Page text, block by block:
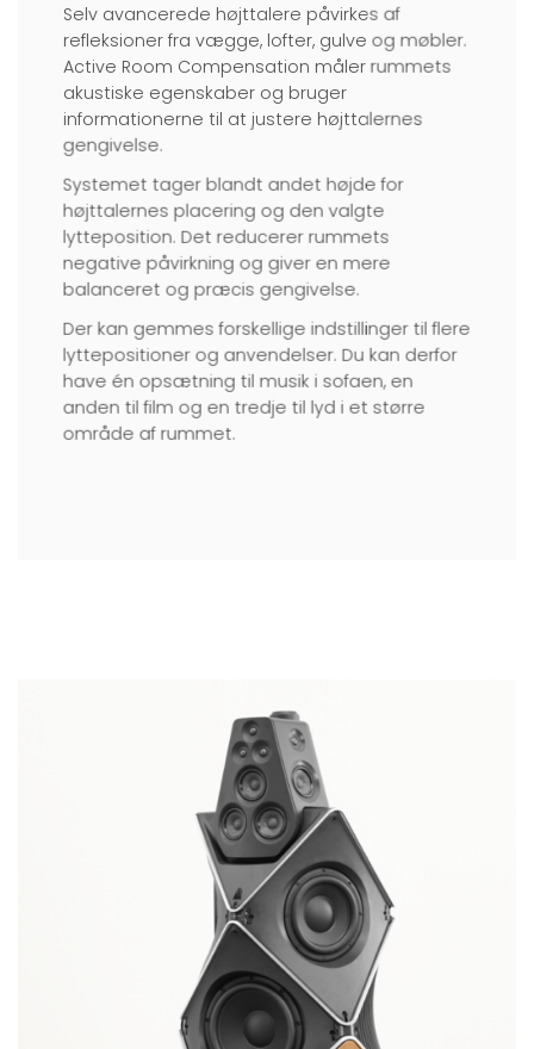
Selv avancerede højttalere påvirkes af
refleksioner fra vægge, lofter, gulve og møbler.
Active Room Compensation måler rummets
akustiske egenskaber og bruger
informationerne til at justere højttalernes
gengivelse.
Systemet tager blandt andet højde for
højttalernes placering og den valgte
lytteposition. Det reducerer rummets
negative påvirkning og giver en mere
balanceret og præcis gengivelse.
Der kan gemmes forskellige indstillinger til flere
lyttepositioner og anvendelser. Du kan derfor
have én opsætning til musik i sofaen, en
anden til film og en tredje til lyd i et større
område af rummet.